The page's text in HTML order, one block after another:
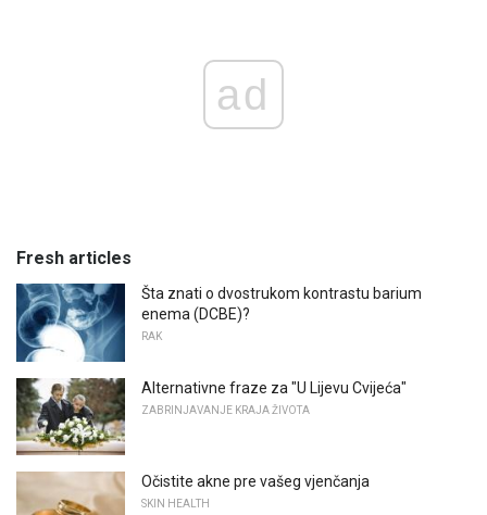
ad
Fresh articles
Šta znati o dvostrukom kontrastu barium
enema (DCBE)?
RAK
Alternativne fraze za "U Lijevu Cvijeća"
ZABRINJAVANJE KRAJA ŽIVOTA
Očistite akne pre vašeg vjenčanja
SKIN HEALTH